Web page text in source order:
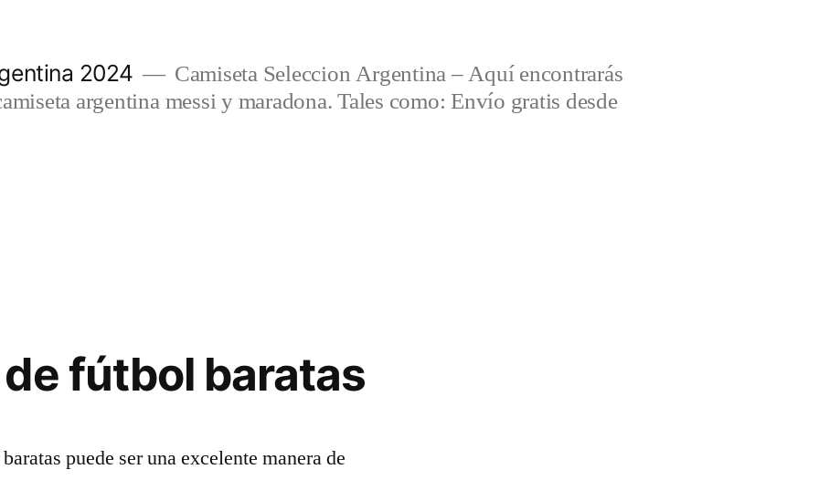
2024
Camiseta Seleccion Argentina – Aquí encontrarás
argentina messi y maradona. Tales como: Envío gratis desde
fútbol baratas
puede ser una excelente manera de